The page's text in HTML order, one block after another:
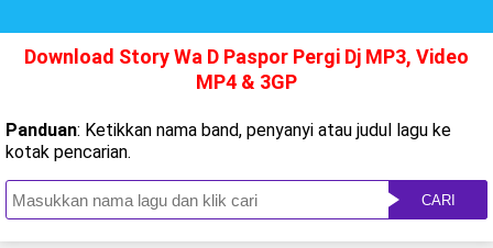
Download Story Wa D Paspor Pergi Dj MP3, Video
MP4 & 3GP
Panduan: Ketikkan nama band, penyanyi atau judul lagu ke
kotak pencarian.
CARI